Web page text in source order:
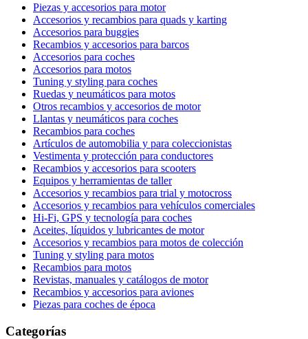
Piezas y accesorios para motor
Accesorios y recambios para quads y karting
Accesorios para buggies
Recambios y accesorios para barcos
Accesorios para coches
Accesorios para motos
Tuning y styling para coches
Ruedas y neumáticos para motos
Otros recambios y accesorios de motor
Llantas y neumáticos para coches
Recambios para coches
Artículos de automobilia y para coleccionistas
Vestimenta y protección para conductores
Recambios y accesorios para scooters
Equipos y herramientas de taller
Accesorios y recambios para trial y motocross
Accesorios y recambios para vehículos comerciales
Hi-Fi, GPS y tecnología para coches
Aceites, líquidos y lubricantes de motor
Accesorios y recambios para motos de colección
Tuning y styling para motos
Recambios para motos
Revistas, manuales y catálogos de motor
Recambios y accesorios para aviones
Piezas para coches de época
Categorías